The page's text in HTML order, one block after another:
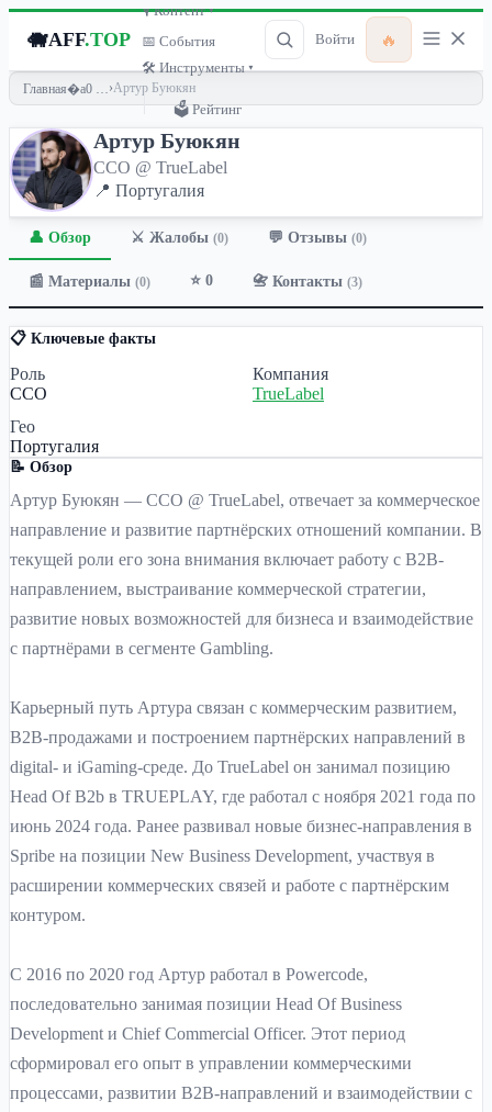
🐗AFF.TOP
🎙 Контент ▾
📅 События
🛠 Инструменты ▾
🗳 Рейтинг
Войти 🔥
Главная ›Артур Буюкян
Артур Буюкян
CCO @ TrueLabel
📍 Португалия
👤 Обзор ⚔️ Жалобы (0) 💬 Отзывы (0)
📰 Материалы (0) ⭐ 0 📇 Контакты (3)
📋 Ключевые факты
Роль
CCO
Компания
TrueLabel
Гео
Португалия
📝 Обзор
Артур Буюкян — CCO @ TrueLabel, отвечает за коммерческое
направление и развитие партнёрских отношений компании. В
текущей роли его зона внимания включает работу с B2B-
направлением, выстраивание коммерческой стратегии,
развитие новых возможностей для бизнеса и взаимодействие
с партнёрами в сегменте Gambling.
Карьерный путь Артура связан с коммерческим развитием,
B2B-продажами и построением партнёрских направлений в
digital- и iGaming-среде. До TrueLabel он занимал позицию
Head Of B2b в TRUEPLAY, где работал с ноября 2021 года по
июнь 2024 года. Ранее развивал новые бизнес-направления в
Spribe на позиции New Business Development, участвуя в
расширении коммерческих связей и работе с партнёрским
контуром.
С 2016 по 2020 год Артур работал в Powercode,
последовательно занимая позиции Head Of Business
Development и Chief Commercial Officer. Этот период
сформировал его опыт в управлении коммерческими
процессами, развитии B2B-направлений и взаимодействии с